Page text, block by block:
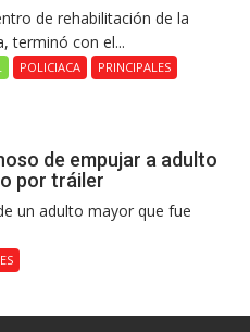
de rehabilitación de la
terminó con el...
POLICIACA PRINCIPALES
de empujar a adulto
por tráiler
un adulto mayor que fue